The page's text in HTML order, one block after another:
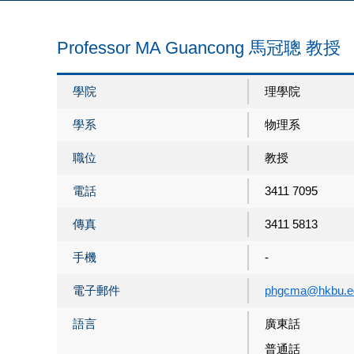
Professor MA Guancong 馬冠聰 教授
學院 理學院
學系 物理系
職位 教授
電話 3411 7095
傳真 3411 5813
手機 -
電子郵件
語言
廣東話
普通話